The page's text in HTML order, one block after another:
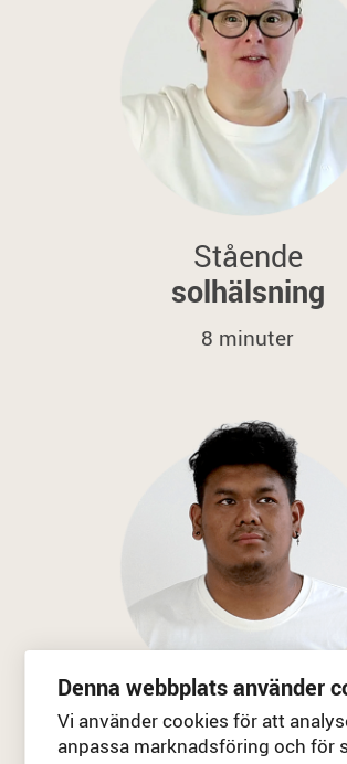
Stående
solhälsning
8 minuter
Liggandeyoga
Denna webbplats använder
Vi använder cookies för att
anpassa marknadsföring och för